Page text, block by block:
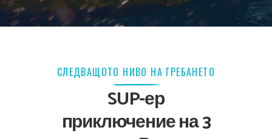
СЛЕДВАЩОТО НИВО НА ГРЕБАНЕТО
SUP-ер
приключение на 3